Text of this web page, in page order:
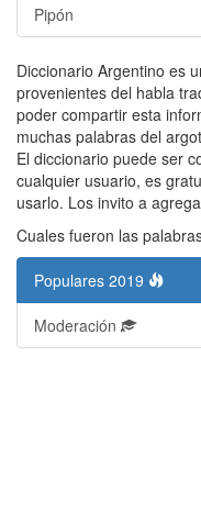
Pipón
Diccionario Argentino es
provenientes del habla
poder compartir esta
muchas palabras del
El diccionario puede ser
cualquier usuario, es
usarlo. Los invito a
Cuales fueron las
Populares 2019
Moderación